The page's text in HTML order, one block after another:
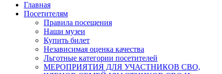
Главная
Посетителям
Правила посещения
Наши музеи
Купить билет
Независимая оценка качества
Льготные категории посетителей
МЕРОПРИЯТИЯ ДЛЯ УЧАСТНИКОВ СВО,